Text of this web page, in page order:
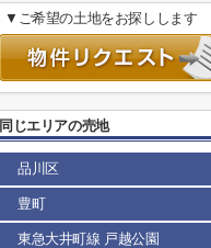
▼ご希望の土地をお探しします
同じエリアの売地
品川区
豊町
東急大井町線 戸越公園